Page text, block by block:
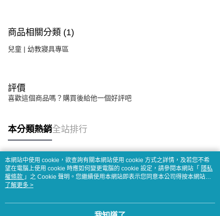
商品相關分類 (1)
兒童 | 幼教寢具專區
評價
喜歡這個商品嗎？購買後給他一個好評吧
本分類熱銷全站排行
熱門標籤
本網站中使用 cookie，欲查詢有關本網站使用 cookie 方式之詳情，及若您不希
望在電腦上使用 cookie 時應如何變更電腦的 cookie 設定，請參閱本網站「 隱私
權條款 」之 Cookie 聲明。您繼續使用本網站即表示您同意本公司得按本網站使
用條款之 Cookie 聲明使用 cookie。
了解更多 >